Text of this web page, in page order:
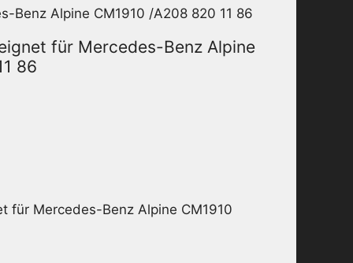
Benz Alpine CM1910 /A208 820 11 86
für Mercedes-Benz Alpine
86
für Mercedes-Benz Alpine CM1910